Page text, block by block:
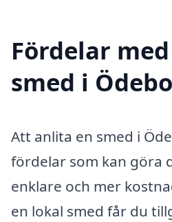
Fördelar
smed i
Att anlita en smed i
fördelar som kan göra
enklare och mer
en lokal smed får du